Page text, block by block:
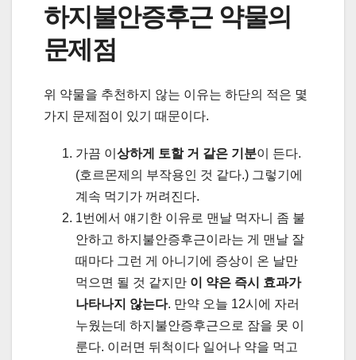
하지불안증후근 약물의
문제점
위 약물을 추천하지 않는 이유는 하단의 적은 몇
가지 문제점이 있기 때문이다.
가끔 이 상하게 토할 거 같은 기분이 든다.
(호르몬제의 부작용인 것 같다.) 그렇기에
계속 먹기가 꺼려진다.
1번에서 얘기한 이유로 맨날 먹자니 좀 불
안하고 하지불안증후근이라는 게 맨날 잘
때마다 그런 게 아니기에 증상이 온 날만
먹으면 될 것 같지만 이 약은 즉시 효과가
나타나지 않는다. 만약 오늘 12시에 자러
누웠는데 하지불안증후근으로 잠을 못 이
룬다. 이러면 뒤척이다 일어나 약을 먹고